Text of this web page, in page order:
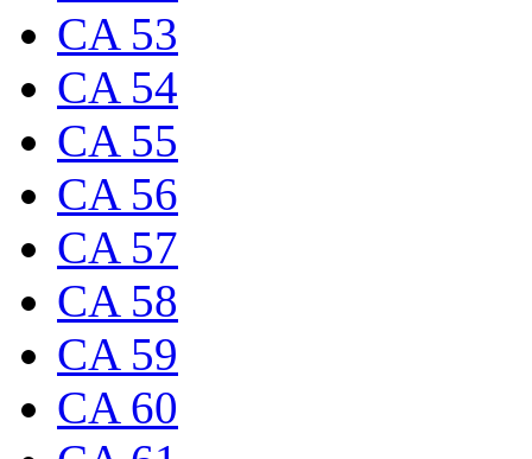
CA 53
CA 54
CA 55
CA 56
CA 57
CA 58
CA 59
CA 60